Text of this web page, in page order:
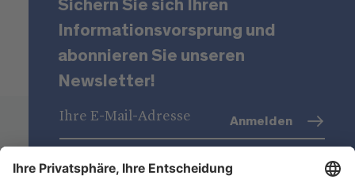
Sichern Sie sich Ihren
Informationsvorsprung und
abonnieren Sie unseren
Newsletter!
Datenschutz (Info)
Anmelden